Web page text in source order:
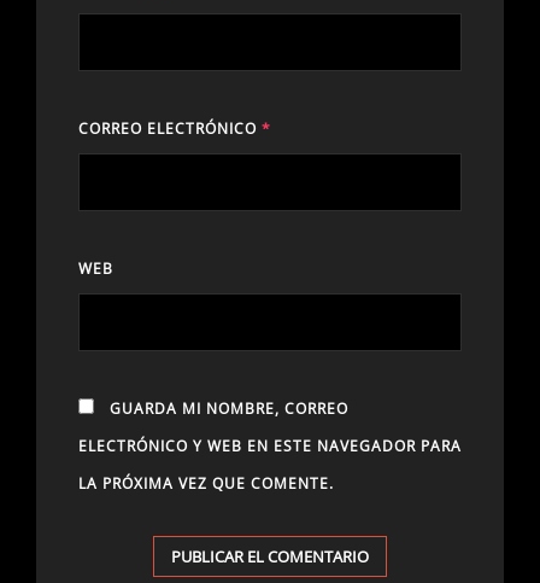
CORREO ELECTRÓNICO *
WEB
GUARDA MI NOMBRE, CORREO
ELECTRÓNICO Y WEB EN ESTE NAVEGADOR PARA
LA PRÓXIMA VEZ QUE COMENTE.